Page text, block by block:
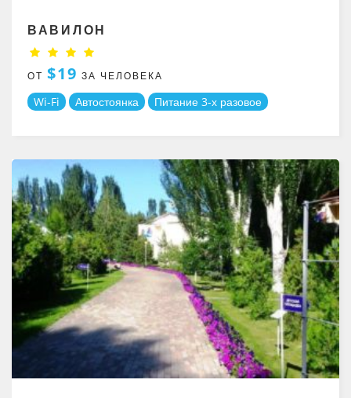
ВАВИЛОН
ОТ $19 ЗА ЧЕЛОВЕКА
Wi-Fi Автостоянка Питание 3-х разовое